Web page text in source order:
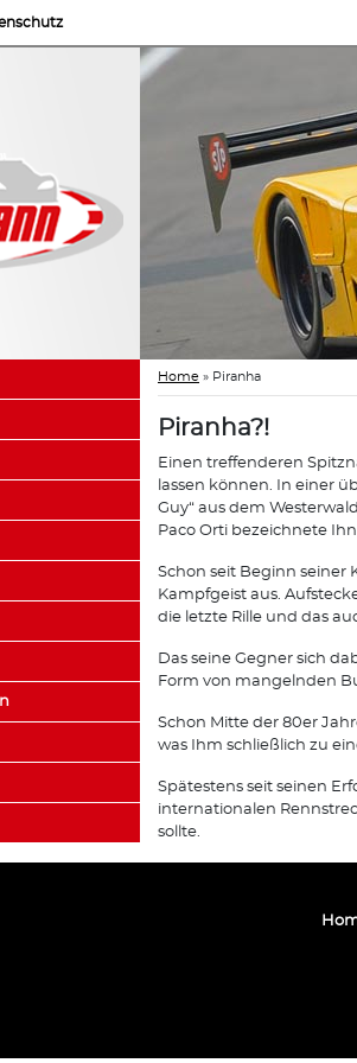
Home » Piranha
Piranha?!
Einen treffenderen
lassen können. In einer
Guy“ aus dem
Paco Orti bezeichnete
Schon seit Beginn seiner
Kampfgeist aus.
die letzte Rille und das
Das seine Gegner sich
Form von mangelnden
Schon Mitte der 80er
was Ihm schließlich zu
Spätestens seit seinen
internationalen
sollte.